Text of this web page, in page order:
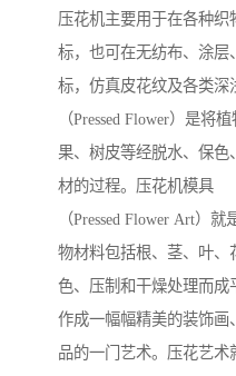
压花机主要用于在各种
标，也可在无纺布、涂
标，仿真皮花纹及各类
（Pressed Flower）是将
果、树皮等经脱水、保
材的过程。压花机模
（Pressed Flower Art）
物材料包括根、茎、叶
色、压制和干燥处理而成
作成一幅幅精美的装饰画
品的一门艺术。压花艺